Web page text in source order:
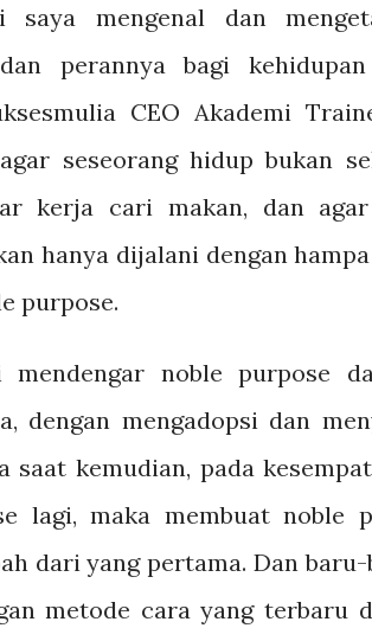
saya mengenal dan
perannya bagi
CEO Akademi
seseorang hidup bukan
kerja cari makan, dan
hanya dijalani dengan
purpose.
mendengar noble purpose
dengan mengadopsi dan
saat kemudian, pada
lagi, maka membuat noble
dari yang pertama. Dan
metode cara yang terbaru